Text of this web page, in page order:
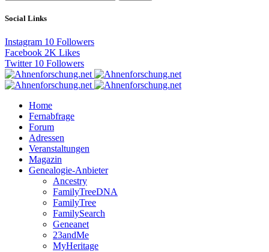
Social Links
Instagram 10 Followers
Facebook 2K Likes
Twitter 10 Followers
Home
Fernabfrage
Forum
Adressen
Veranstaltungen
Magazin
Genealogie-Anbieter
Ancestry
FamilyTreeDNA
FamilyTree
FamilySearch
Geneanet
23andMe
MyHeritage